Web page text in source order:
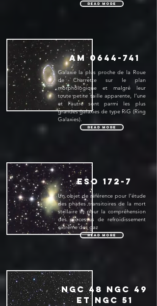
Read More
AM0644-741
Galaxie la plus proche de la Roue
de Charrette sur le plan
morphologique et malgré leur
toute petite taille apparente, l’une
et l’autre sont parmi les plus
grandes galaxies de type RiG (Ring
Galaxies).
Read More
ESO 172-7
Un objet de référence pour l’étude
des phases transitoires de la mort
stellaire et pour la compréhension
des processus de refroidissement
extrême des gaz
Read More
NGC 48 NGC 49
et NGC 51